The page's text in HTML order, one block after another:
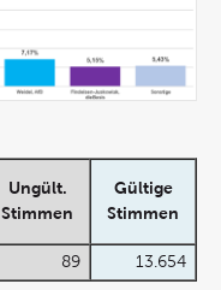
Ungült.
Stimmen
Gültige
Stimmen
89 13.654